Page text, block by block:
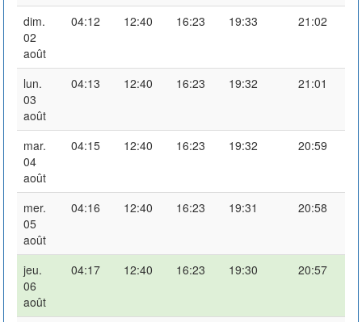
dim.
02
août
04:12 12:40 16:23 19:33 21:02
lun.
03
août
04:13 12:40 16:23 19:32 21:01
mar.
04
août
04:15 12:40 16:23 19:32 20:59
mer.
05
août
04:16 12:40 16:23 19:31 20:58
jeu.
06
août
04:17 12:40 16:23 19:30 20:57